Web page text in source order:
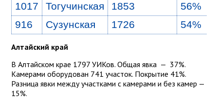
1017
Тогучинская 1853
56%
916
Сузунская 1726 54%
Алтайский край
В Алтайском крае 1797 УИКов. Общая явка — 37%.
Камерами оборудован 741 участок. Покрытие 41%.
Разница явки между участками с камерами и без камер —
15%.